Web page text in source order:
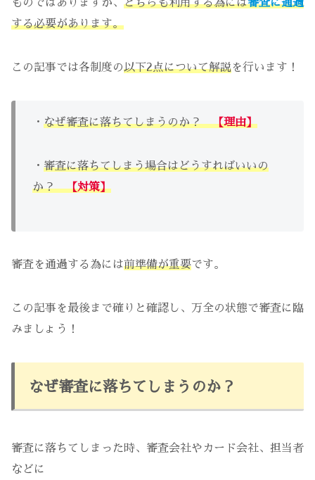
ものではありますが、 どちらも利用する為には審査に通過
する必要があります。
この記事では各制度の以下2点について解説を行います！
・ なぜ審査に落ちてしまうのか？【理由】
・ 審査に落ちてしまう場合はどうすればいいの
か？【対策】
審査を通過する為には前準備が重要です。
この記事を最後まで確りと確認し、万全の状態で審査に臨
みましょう！
なぜ審査に落ちてしまうのか？
審査に落ちてしまった時、審査会社やカード会社、担当者
などに